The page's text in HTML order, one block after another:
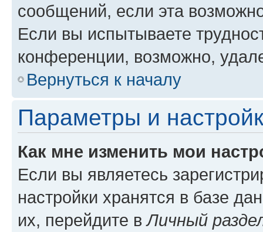
сообщений, если эта
Если вы испытываете
конференции, возможно,
Вернуться к началу
Параметры и
Как мне изменить мои
Если вы являетесь
настройки хранятся в базе
их, перейдите вЛичный